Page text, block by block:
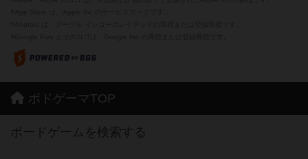
ボドゲーマTOP
ボードゲームを検索する